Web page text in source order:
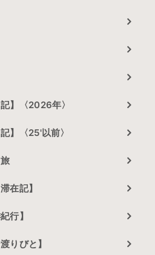
】〈2026年〉
】〈25'以前〉
在記】
行】
りびと】